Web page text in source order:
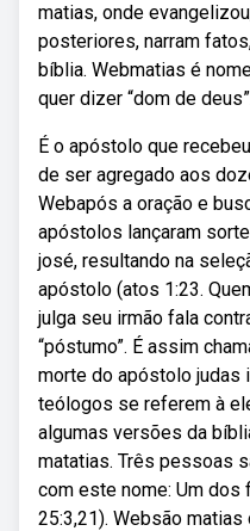
matias, onde
posteriores, narram
bíblia. Webmatias é
quer dizer “dom de
É o apóstolo que
de ser agregado aos
Webapós a oração e
apóstolos lançaram
josé, resultando na
apóstolo (atos 1:23.
julga seu irmão fala
“póstumo”. É assim
morte do apóstolo judas
teólogos se referem à
algumas versões da
matatias. Três pessoas
com este nome: Um dos
25:3,21). Websão